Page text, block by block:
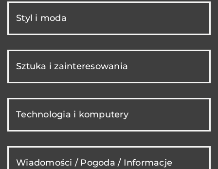
Styl i moda
Sztuka i zainteresowania
Technologia i komputery
Wiadomości / Pogoda / Informacje